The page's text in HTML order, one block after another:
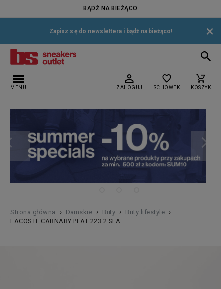
BĄDŹ NA BIEŻĄCO
Zapisz się do newslettera i bądź na bieżąco! ×
MENU ZALOGUJ SCHOWEK KOSZYK
Strona główna › Damskie › Buty › Buty lifestyle ›
LACOSTE CARNABY PLAT 223 2 SFA